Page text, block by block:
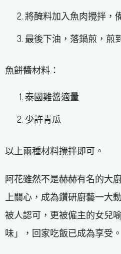
將醃料加入魚肉攪拌，
最後下油，落鍋煎，煎
魚餅醬材料：
泰國雞醬適量
少許青瓜
以上兩種材料攪拌即可。
阿花雖然不是赫赫有名的大
上關心，成為鑽研廚藝一大
被人認可，更被僱主的女兒
味」，回家吃飯已成為享受。